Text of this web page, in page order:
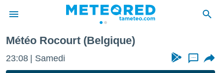
de
Météo Rocourt (Belgique)
23:08 Samedi ...